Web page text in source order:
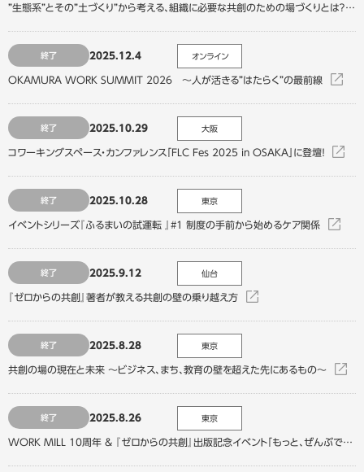
”生態系”とその”土づくり”から考える、組織に必要な共創のための場づくりとは？
終了 2025.12.4 オンライン
OKAMURA WORK SUMMIT 2026 ～人が活きる”はたらく”の最前線
終了 2025.10.29 大阪
コワーキングスペース・カンファレンス「FLC Fes 2025 in OSAKA」に登壇！
終了 2025.10.28 東京
イベントシリーズ『ふるまいの試運転 』#1 制度の手前から始めるケア関係
終了 2025.9.12 仙台
『ゼロからの共創』著者が教える共創の壁の乗り越え方
終了 2025.8.28 東京
共創の場の現在と未来 ～ビジネス、まち、教育の壁を超えた先にあるもの～
終了 2025.8.26 東京
WORK MILL 10周年 & 『ゼロからの共創』出版記念イベント「もっと、ぜんぶで、生きていこう。」